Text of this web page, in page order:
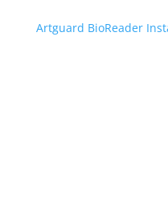
Artguard BioReader